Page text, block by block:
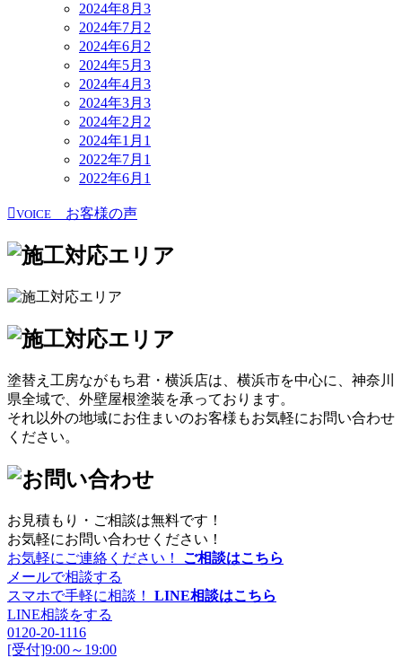
2024年8月 3
2024年7月 2
2024年6月 2
2024年5月 3
2024年4月 3
2024年3月 3
2024年2月 2
2024年1月 1
2022年7月 1
2022年6月 1
VOICE お客様の声
塗替え工房ながもち君・横浜店は、横浜市を中心に、神奈川
県全域で、外壁屋根塗装を承っております。
それ以外の地域にお住まいのお客様もお気軽にお問い合わせ
ください。
お見積もり・ご相談は無料です！
お気軽にお問い合わせください！
お気軽にご連絡ください！ ご相談はこちら
メールで相談する
スマホで手軽に相談！ LINE相談はこちら
LINE相談をする
0120-20-1116
[受付]9:00～19:00